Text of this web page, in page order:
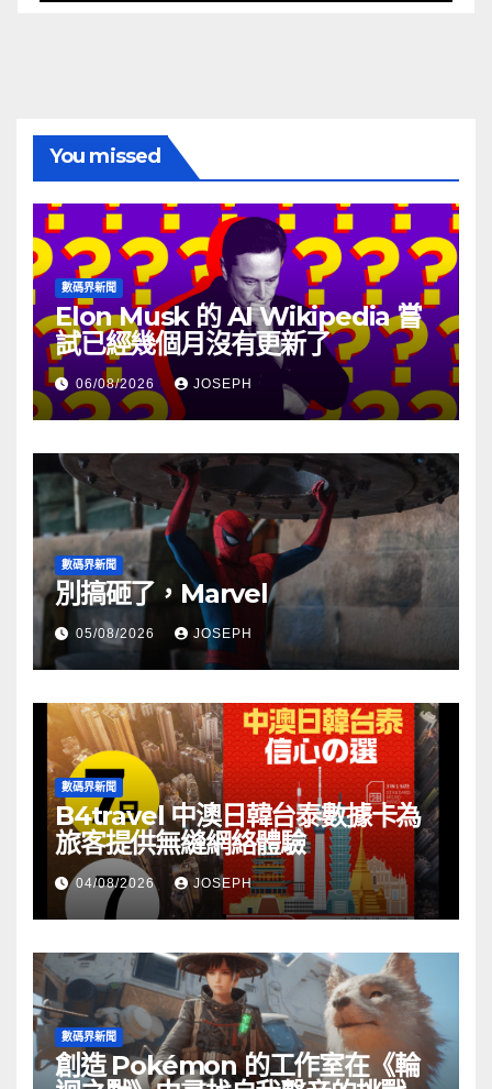
You missed
數碼界新聞
Elon Musk 的 AI Wikipedia 嘗
試已經幾個月沒有更新了
06/08/2026 JOSEPH
數碼界新聞
別搞砸了，Marvel
05/08/2026 JOSEPH
數碼界新聞
B4travel 中澳日韓台泰數據卡為
旅客提供無縫網絡體驗
04/08/2026 JOSEPH
數碼界新聞
創造 Pokémon 的工作室在《輪